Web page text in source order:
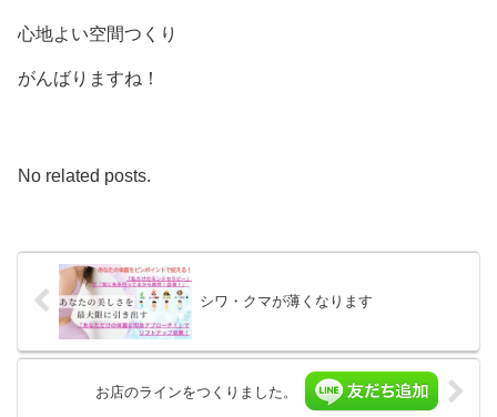
心地よい空間つくり
がんばりますね！
No related posts.
シワ・クマが薄くなります
お店のラインをつくりました。